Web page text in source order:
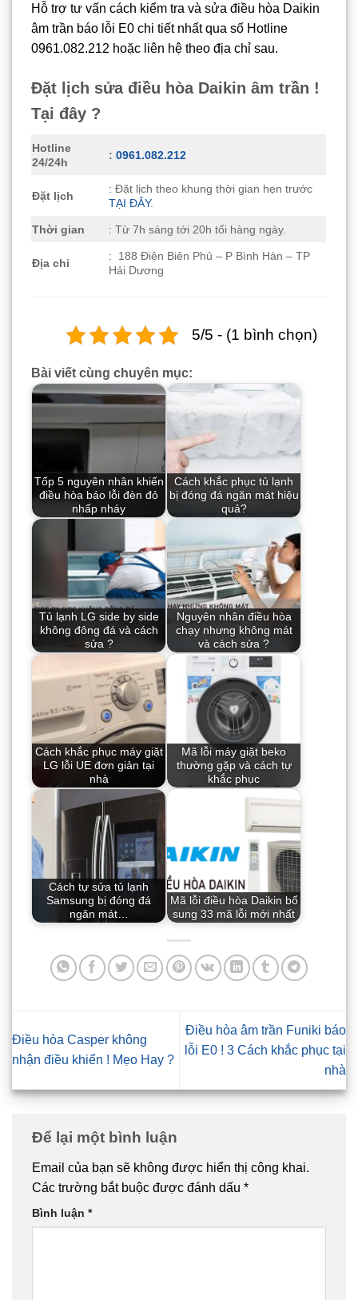
Hỗ trợ tư vấn cách kiểm tra và sửa điều hòa Daikin
âm trần báo lỗi E0 chi tiết nhất qua số Hotline
0961.082.212 hoặc liên hệ theo địa chỉ sau.
Đặt lịch sửa điều hòa Daikin âm trần !
Tại đây ?
Hotline
24/24h
:0961.082.212
Đặt lịch
: Đặt lịch theo khung thời gian hẹn trước
TẠI ĐÂY.
Thời gian : Từ 7h sáng tới 20h tối hàng ngày.
Địa chỉ
: 188 Điện Biên Phủ – P Bình Hàn – TP
Hải Dương
5/5 - (1 bình chọn)
Bài viết cùng chuyên mục:
Tốp 5 nguyên nhân khiến
điều hòa báo lỗi đèn đỏ
nhấp nháy
Cách khắc phục tủ lạnh
bị đóng đá ngăn mát hiệu
quả?
Tủ lạnh LG side by side
không đông đá và cách
sửa ?
Nguyên nhân điều hòa
chạy nhưng không mát
và cách sửa ?
Cách khắc phục máy giặt
LG lỗi UE đơn giản tại
nhà
Mã lỗi máy giặt beko
thường gặp và cách tự
khắc phục
Cách tự sửa tủ lạnh
Samsung bị đóng đá
ngăn mát…
Mã lỗi điều hòa Daikin bổ
sung 33 mã lỗi mới nhất
Điều hòa Casper không
nhận điều khiển ! Mẹo Hay ?
Điều hòa âm trần Funiki báo
lỗi E0 ! 3 Cách khắc phục tại
nhà
Để lại một bình luận
Email của bạn sẽ không được hiển thị công khai.
Các trường bắt buộc được đánh dấu *
Bình luận *